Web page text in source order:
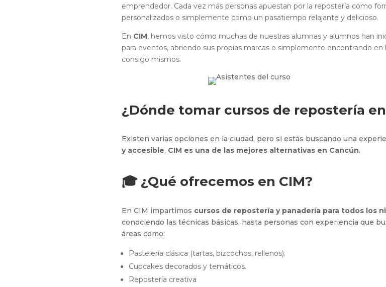
emprendedor. Cada vez más personas apuestan por la repostería como
personalizados o simplemente como un pasatiempo relajante y delicioso.
En CIM, hemos visto cómo muchas de nuestras alumnas y alumnos han
para eventos, abriendo sus propias marcas o simplemente encontrando
consigo mismos.
¿Dónde tomar cursos de repostería
Existen varias opciones en la ciudad, pero si estás buscando una
y accesible, CIM es una de las mejores alternativas en Cancún.
🎓 ¿Qué ofrecemos en CIM?
En CIM impartimos cursos de repostería y panadería para todos los
conociendo las técnicas básicas, hasta personas con experiencia que
áreas como:
Pastelería clásica (tartas, bizcochos, rellenos).
Cupcakes decorados y temáticos.
Repostería creativa